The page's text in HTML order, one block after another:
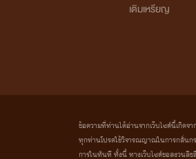
เติมเหรียญ
ข้อความที่ท่านได้อ่านจากเว็บไซต์นี้เกิดจ
ทุกท่านโปรดใช้วิจารณญาณในการกลั่นก
การในทันที ทั้งนี้ ทางเว็บไซต์ขอสงวนลิ